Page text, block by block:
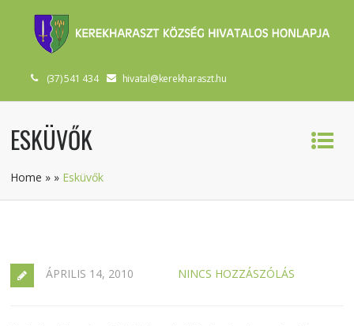
(37) 541 434 hivatal@kerekharaszt.hu
ESKÜVŐK
Home » » Esküvők
ÁPRILIS 14, 2010 NINCS HOZZÁSZÓLÁS